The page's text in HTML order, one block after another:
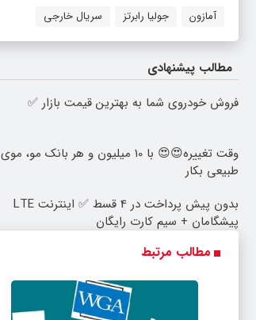
آمازون جولیا رابرتز سریال خارجی
مطالب پیشنهادی
فروش خودروی شما به بهترین قیمت بازار ✅
وقت تغییره😍😍 با 10 میلیون و هر بانک مو، موی
طبیعی بکار
بدون پیش پرداخت در 4 قسط ✅ اینترنت LTE
پیشگامان + سیم کارت رایگان
مطالب مرتبط